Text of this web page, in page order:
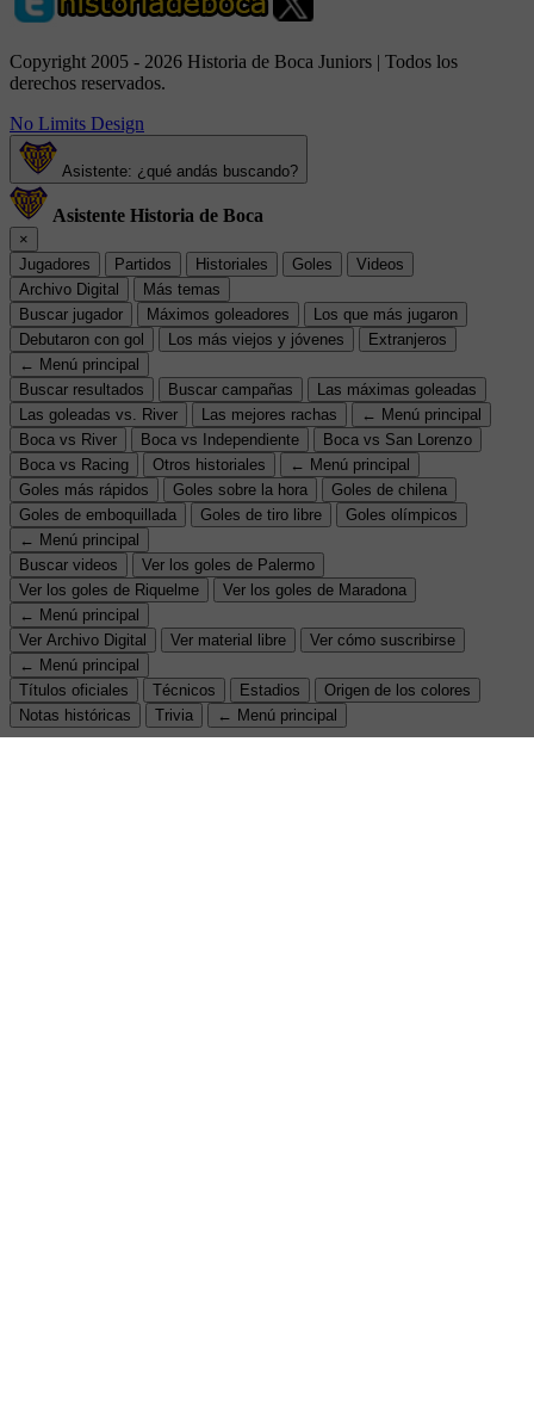
Copyright 2005 - 2026 Historia de Boca Juniors | Todos los
derechos reservados.
No Limits Design
Asistente: ¿qué andás buscando?
Asistente Historia de Boca
×
Jugadores
Partidos Historiales Goles
Videos
Archivo Digital
Más temas
Buscar jugador
Máximos goleadores
Los que más jugaron
Debutaron con gol
Los más viejos y jóvenes
Extranjeros
← Menú principal
Buscar resultados
Buscar campañas
Las máximas goleadas
Las goleadas vs. River
Las mejores rachas
← Menú principal
Boca vs River
Boca vs Independiente
Boca vs San Lorenzo
Boca vs Racing
Otros historiales
← Menú principal
Goles más rápidos
Goles sobre la hora
Goles de chilena
Goles de emboquillada
Goles de tiro libre
Goles olímpicos
← Menú principal
Buscar videos
Ver los goles de Palermo
Ver los goles de Riquelme
Ver los goles de Maradona
← Menú principal
Ver Archivo Digital
Ver material libre
Ver cómo suscribirse
← Menú principal
Títulos oficiales
Técnicos Estadios
Origen de los colores
Notas históricas
Trivia ← Menú principal